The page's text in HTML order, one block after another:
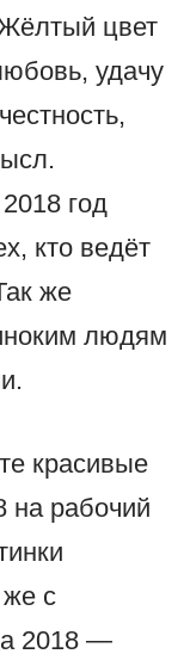
цвет
удачу
год
кто ведёт
же
людям
красивые
на рабочий
же с
2018 —